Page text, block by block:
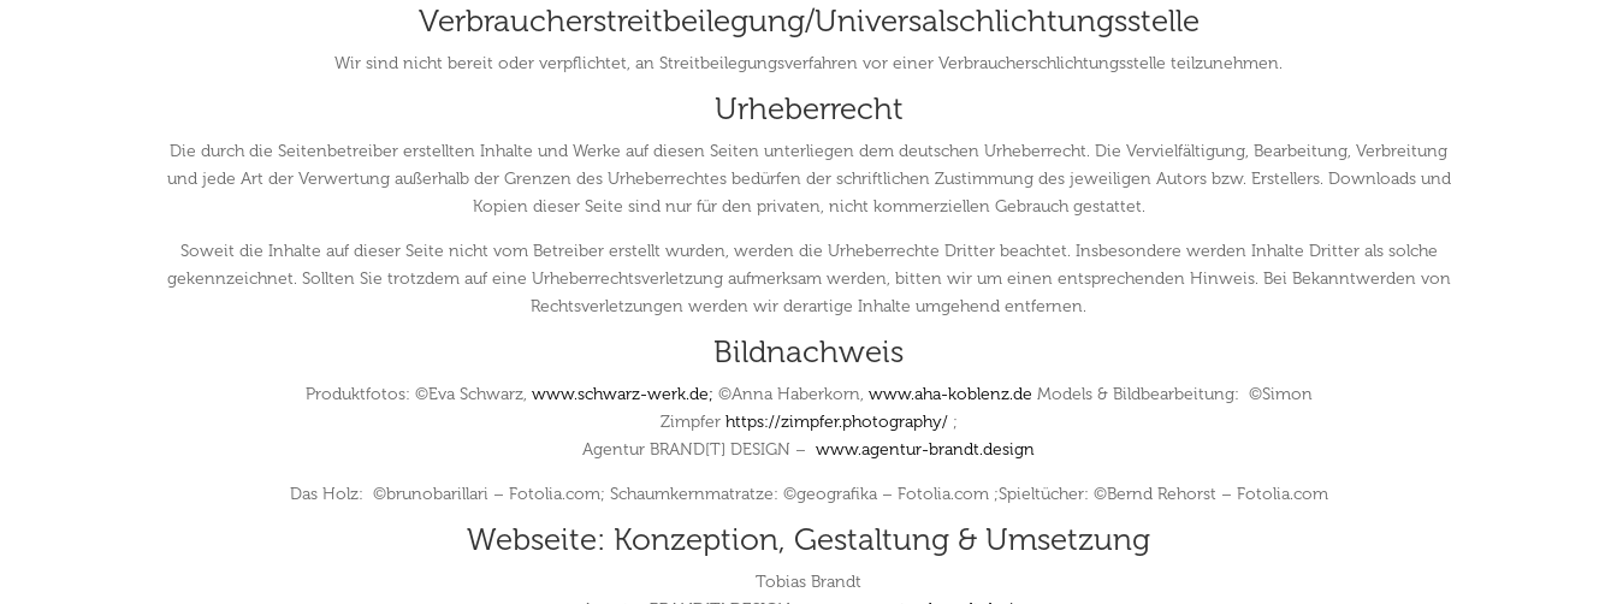
Verbraucher­streit­beilegung/Universal­schlichtungs­stelle
Wir sind nicht bereit oder verpflichtet, an Streitbeilegungsverfahren vor einer Verbraucherschlichtungsstelle teilzunehmen.
Urheberrecht
Die durch die Seitenbetreiber erstellten Inhalte und Werke auf diesen Seiten unterliegen dem deutschen Urheberrecht. Die Vervielfältigung, Bearbeitung, Verbreitung
und jede Art der Verwertung außerhalb der Grenzen des Urheberrechtes bedürfen der schriftlichen Zustimmung des jeweiligen Autors bzw. Erstellers. Downloads und
Kopien dieser Seite sind nur für den privaten, nicht kommerziellen Gebrauch gestattet.
Soweit die Inhalte auf dieser Seite nicht vom Betreiber erstellt wurden, werden die Urheberrechte Dritter beachtet. Insbesondere werden Inhalte Dritter als solche
gekennzeichnet. Sollten Sie trotzdem auf eine Urheberrechtsverletzung aufmerksam werden, bitten wir um einen entsprechenden Hinweis. Bei Bekanntwerden von
Rechtsverletzungen werden wir derartige Inhalte umgehend entfernen.
Bildnachweis
Produktfotos: ©Eva Schwarz, www.schwarz-werk.de; ©Anna Haberkorn, www.aha-koblenz.de Models & Bildbearbeitung: ©Simon
Zimpfer https://zimpfer.photography/;
Agentur BRAND[T] DESIGN – www.agentur-brandt.design
Das Holz: ©brunobarillari – Fotolia.com; Schaumkernmatratze: ©geografika – Fotolia.com ;Spieltücher: ©Bernd Rehorst – Fotolia.com
Webseite: Konzeption, Gestaltung & Umsetzung
Tobias Brandt